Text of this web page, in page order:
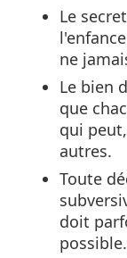
Le
ne
Le bien
que
qui
autres.
Toute
doit
possible.